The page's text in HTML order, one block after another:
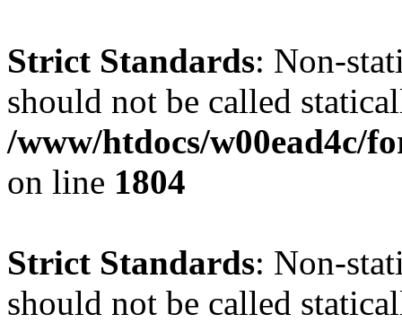
Strict Standards: Non-
should not be called
/www/htdocs/w00ead4c/
on line 1804
Strict Standards: Non-
should not be called